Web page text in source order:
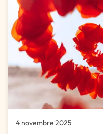
4 novembre 2025